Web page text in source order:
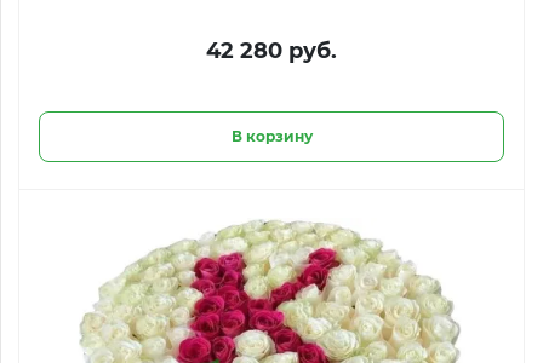
42 280 руб.
В корзину